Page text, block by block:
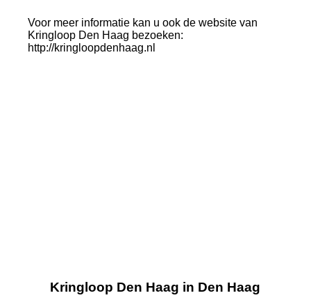
Voor meer informatie kan u ook de website van
Kringloop Den Haag bezoeken:
http://kringloopdenhaag.nl
Kringloop Den Haag in Den Haag